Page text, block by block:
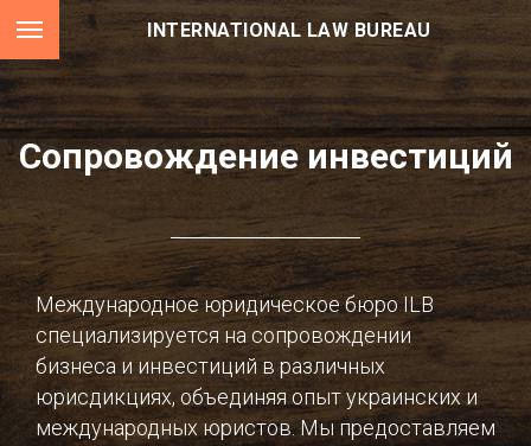
INTERNATIONAL LAW BUREAU
Сопровождение инвестиций
Международное юридическое бюро ILB
специализируется на сопровождении
бизнеса и инвестиций в различных
юрисдикциях, объединяя опыт украинских и
международных юристов. Мы предоставляем